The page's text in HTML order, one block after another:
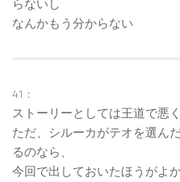
らないし
なんかもう分からない
41：
ストーリーとしては王道で悪
ただ、シルーカがテオを選ん
るのなら、
今回で出しておいたほうがよ